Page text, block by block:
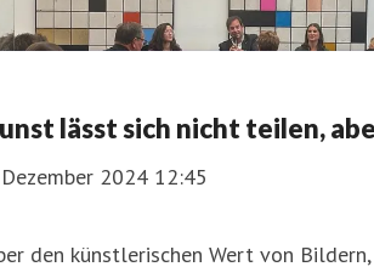
lässt sich nicht teilen,
2024 12:45
den künstlerischen Wert von